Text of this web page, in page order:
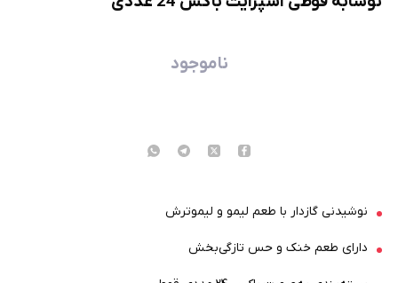
ناموجود
نوشیدنی گازدار با طعم لیمو و لیموترش
دارای طعم خنک و حس تازگی‌بخش